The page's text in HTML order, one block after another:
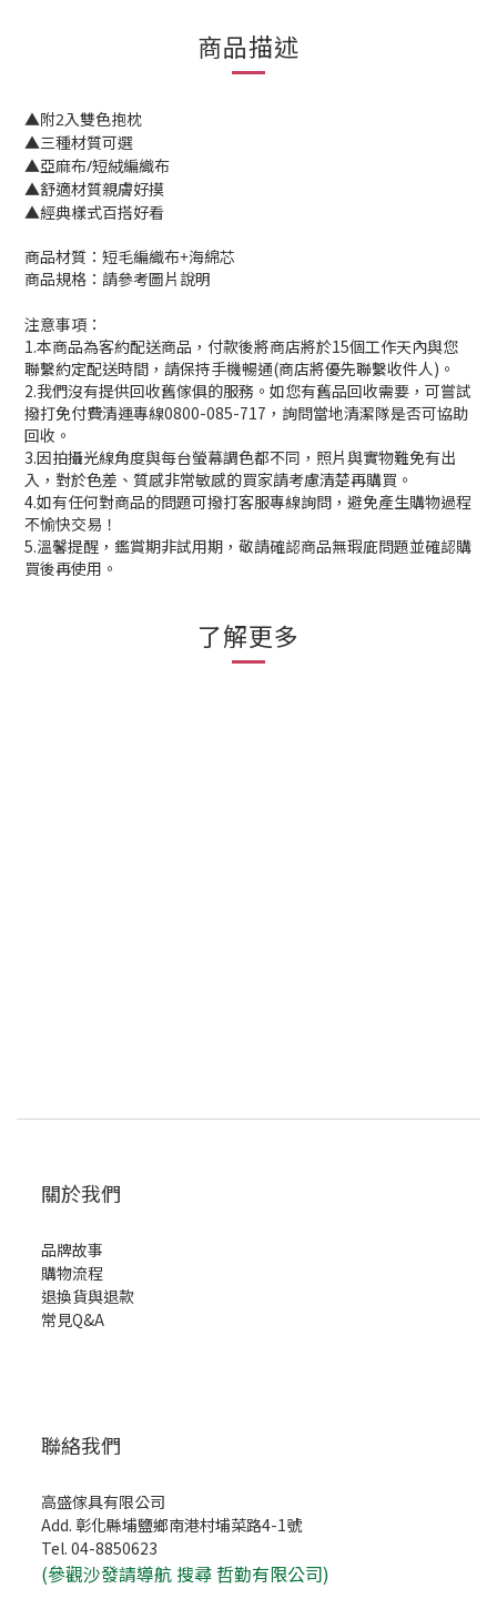
商品描述
▲附2入雙色抱枕
▲三種材質可選
▲亞麻布/短絨編織布
▲舒適材質親膚好摸
▲經典樣式百搭好看
商品材質：短毛編織布+海綿芯
商品規格：請參考圖片說明
注意事項：
1.本商品為客約配送商品，付款後將商店將於15個工作天內與您
聯繫約定配送時間，請保持手機暢通(商店將優先聯繫收件人)。
2.我們沒有提供回收舊傢俱的服務。如您有舊品回收需要，可嘗試
撥打免付費清運專線0800-085-717，詢問當地清潔隊是否可協助
回收。
3.因拍攝光線角度與每台螢幕調色都不同，照片與實物難免有出
入，對於色差、質感非常敏感的買家請考慮清楚再購買。
4.如有任何對商品的問題可撥打客服專線詢問，避免產生購物過程
不愉快交易！
5.溫馨提醒，鑑賞期非試用期，敬請確認商品無瑕庛問題並確認購
買後再使用。
了解更多
關於我們
品牌故事
購物流程
退換貨與退款
常見Q&A
聯絡我們
高盛傢具有限公司
Add. 彰化縣埔鹽鄉南港村埔菜路4-1號
Tel. 04-8850623
(參觀沙發請導航 搜尋 哲勤有限公司)